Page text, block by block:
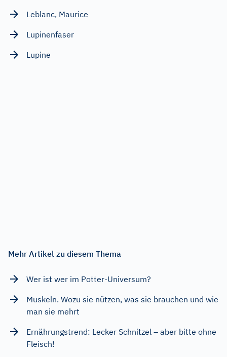
Leblanc, Maurice
Lupinenfaser
Lupine
Mehr Artikel zu diesem Thema
Wer ist wer im Potter-Universum?
Muskeln. Wozu sie nützen, was sie brauchen und wie
man sie mehrt
Ernährungstrend: Lecker Schnitzel – aber bitte ohne
Fleisch!